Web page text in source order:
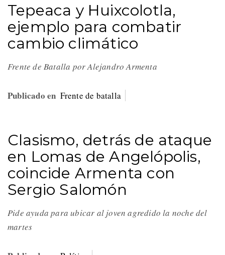
Tepeaca y Huixcolotla,
ejemplo para combatir
cambio climático
Frente de Batalla por Alejandro Armenta
Publicado en Frente de batalla
Clasismo, detrás de ataque
en Lomas de Angelópolis,
coincide Armenta con
Sergio Salomón
Pide ayuda para ubicar al joven agredido la noche del
martes